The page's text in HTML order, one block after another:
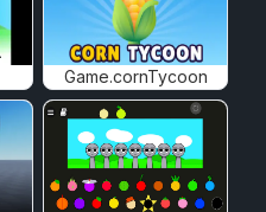
Game.cornTycoon